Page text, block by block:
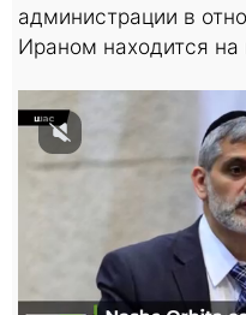
администрации в
Ираном находится на